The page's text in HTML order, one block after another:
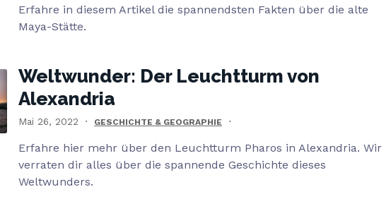
Erfahre in diesem Artikel die spannendsten Fakten über die alte
Maya-Stätte.
Weltwunder: Der Leuchtturm von
Alexandria
Mai 26, 2022 GESCHICHTE & GEOGRAPHIE
Erfahre hier mehr über den Leuchtturm Pharos in Alexandria. Wir
verraten dir alles über die spannende Geschichte dieses
Weltwunders.